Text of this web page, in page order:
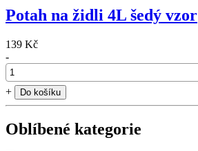
Potah na židli 4L šedý vzor
139 Kč
-
+ Do košíku
Oblíbené kategorie